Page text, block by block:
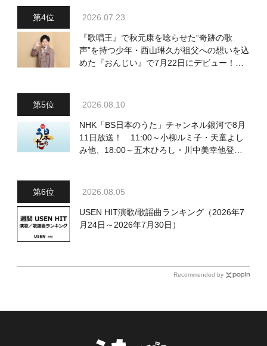
2026.07.23
『歌唱王』で秋元康を唸らせた“奇跡の歌
声”を持つ少年・西山琳久が祖父への想いを込
めた『おんじい』で7月22日にデビュー！
ください！」
2026.08.10
NHK「BS日本のうた」チャンネル銀河で8月
11日放送！ 11:00～小柳ルミ子・天童よし
み他、18:00～五木ひろし・川中美幸他登
2026.08.05
USEN HIT演歌/歌謡曲ランキング（2026年7
月24日～2026年7月30日）
Recommended by